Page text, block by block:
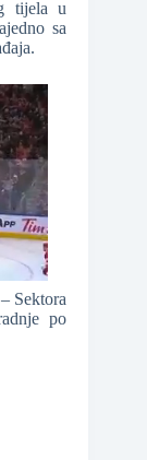
tijela u
sa
Sektora
po